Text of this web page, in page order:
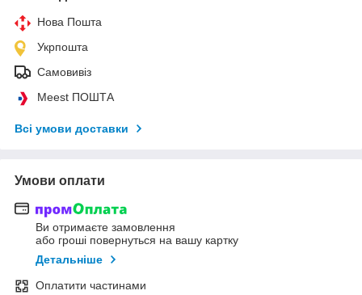
Нова Пошта
Укрпошта
Самовивіз
Meest ПОШТА
Всі умови доставки
Умови оплати
Ви отримаєте замовлення
або гроші повернуться на вашу картку
Детальніше
Оплатити частинами